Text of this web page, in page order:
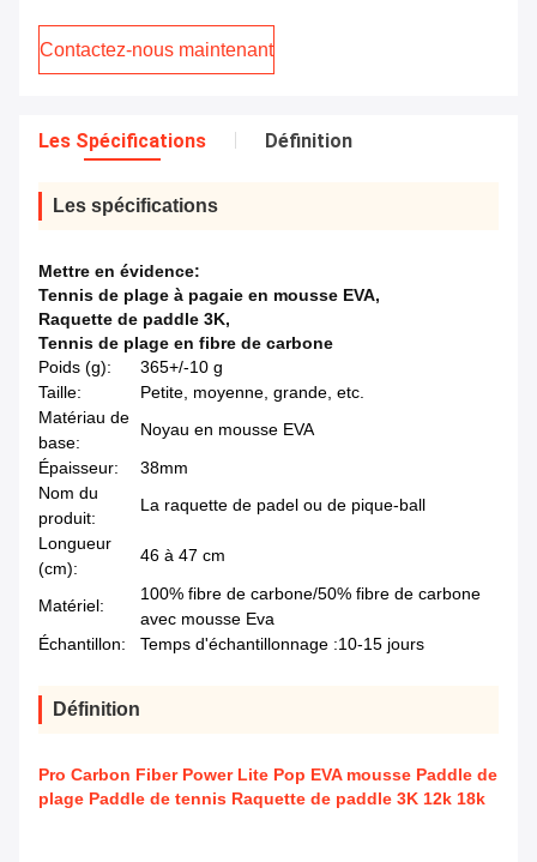
Contactez-nous maintenant
Les Spécifications Définition
Les spécifications
Mettre en évidence:
Tennis de plage à pagaie en mousse EVA,
Raquette de paddle 3K,
Tennis de plage en fibre de carbone
Poids (g):
365+/-10 g
Taille:
Petite, moyenne, grande, etc.
Matériau de
base:
Noyau en mousse EVA
Épaisseur:
38mm
Nom du
produit:
La raquette de padel ou de pique-ball
Longueur
(cm):
46 à 47 cm
Matériel:
100% fibre de carbone/50% fibre de carbone
avec mousse Eva
Échantillon:
Temps d'échantillonnage :10-15 jours
Définition
Pro Carbon Fiber Power Lite Pop EVA mousse Paddle de
plage Paddle de tennis Raquette de paddle 3K 12k 18k